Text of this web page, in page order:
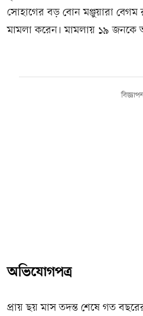
সোহাগের বড় বোন মঞ্জুয়ারা
মামলা করেন। মামলায় ১৯ জনকে
অভিযোগপত্র
প্রায় ছয় মাস তদন্ত শেষে গত